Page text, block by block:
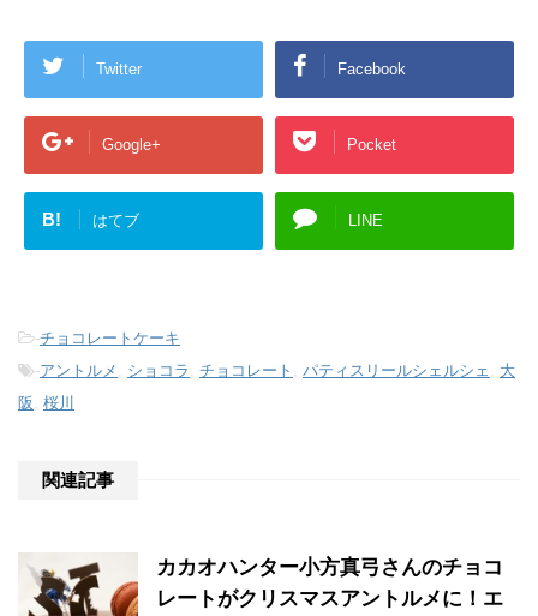
Twitter Facebook
Google+ Pocket
B! はてブ LINE
-チョコレートケーキ
-アントルメ ショコラ チョコレート パティスリールシェルシェ
大
阪
桜川
関連記事
カカオハンター小方真弓さんのチョコ
レートがクリスマスアントルメに！エ